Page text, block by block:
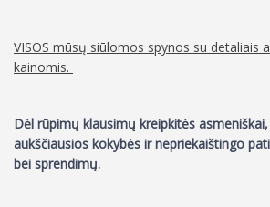
VISOS mūsų siūlomos spynos su detaliais
kainomis.
Dėl rūpimų klausimų kreipkitės
aukščiausios kokybės ir nepriekaištingo
bei sprendimų.